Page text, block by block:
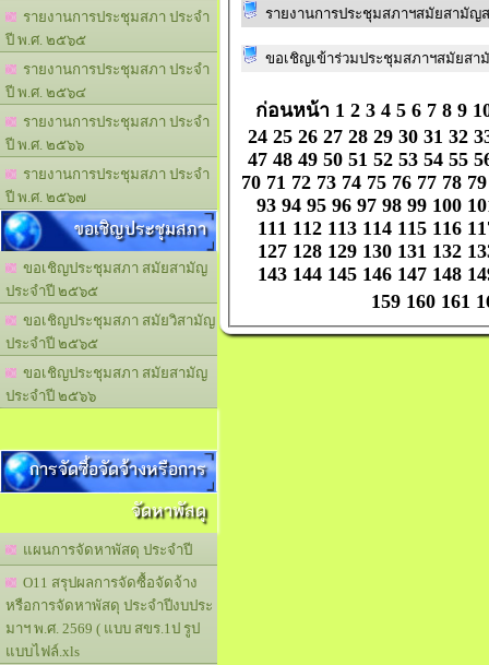
รายงานการประชุมสภา ประจำ
ปี พ.ศ. ๒๕๖๕
รายงานการประชุมสภา ประจำ
ปี พ.ศ. ๒๕๖๔
รายงานการประชุมสภา ประจำ
ปี พ.ศ. ๒๕๖๖
รายงานการประชุมสภา ประจำ
ปี พ.ศ. ๒๕๖๗
ขอเชิญประชุมสภา
ขอเชิญประชุมสภา สมัยสามัญ
ประจำปี ๒๕๖๕
ขอเชิญประชุมสภา สมัยวิสามัญ
ประจำปี ๒๕๖๕
ขอเชิญประชุมสภา สมัยสามัญ
ประจำปี ๒๕๖๖
การจัดซื้อจัดจ้างหรือการ
จัดหาพัสดุ
แผนการจัดหาพัสดุ ประจำปี
O11 สรุปผลการจัดซื้อจัดจ้าง
หรือการจัดหาพัสดุ ประจำปีงบประ
มาฯ พ.ศ. 2569 ( แบบ สขร.1ป รูป
แบบไฟล์.xls
รายงานการประชุมสภาฯสมัยสามัญ
ขอเชิญเข้าร่วมประชุมสภาฯสมัยสา
ก่อนหน้า 1 2 3 4 5 6 7 8 9
24 25 26 27 28 29 30 31 32
47 48 49 50 51 52 53 54 55
70 71 72 73 74 75 76 77 78 79
93 94 95 96 97 98 99 100
111 112 113 114 115 116
127 128 129 130 131 132
143 144 145 146 147 148
159 160 161